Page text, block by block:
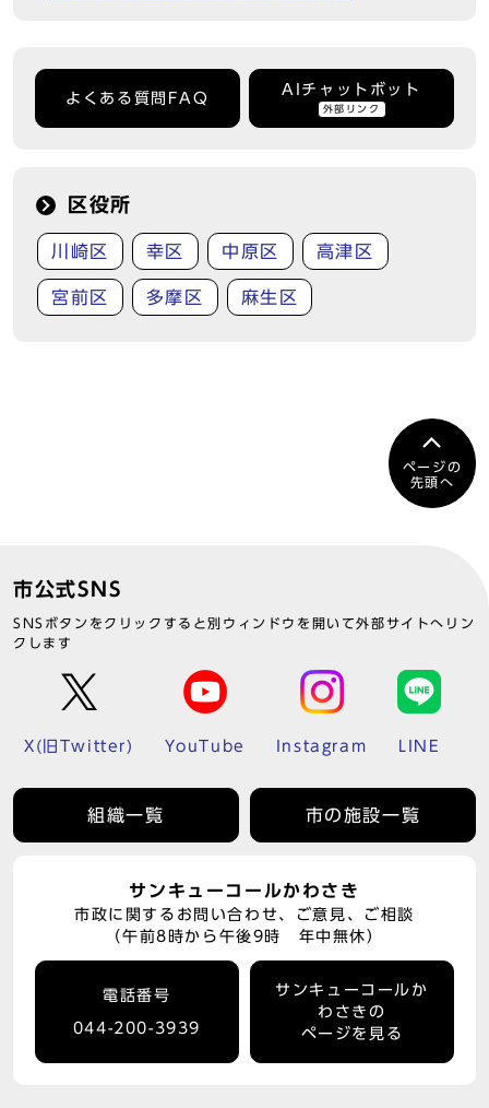
よくある質問FAQ
AIチャットボット
外部リンク
区役所
川崎区 幸区 中原区 高津区
宮前区 多摩区 麻生区
ページの
先頭へ
市公式SNS
SNSボタンをクリックすると別ウィンドウを開いて外部サイトへリン
クします
X(旧Twitter) YouTube Instagram LINE
組織一覧 市の施設一覧
サンキューコールかわさき
市政に関するお問い合わせ、ご意見、ご相談
（午前8時から午後9時 年中無休）
電話番号
044-200-3939
サンキューコールか
わさきの
ページを見る